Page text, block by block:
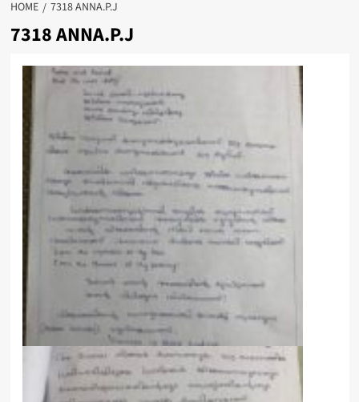
HOME 7318 ANNA.P.J
7318 ANNA.P.J